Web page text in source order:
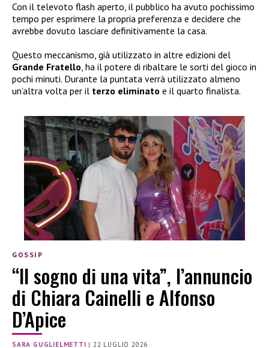
Con il televoto flash aperto, il pubblico ha avuto pochissimo
tempo per esprimere la propria preferenza e decidere che
avrebbe dovuto lasciare definitivamente la casa.
Questo meccanismo, già utilizzato in altre edizioni del
Grande Fratello, ha il potere di ribaltare le sorti del gioco in
pochi minuti. Durante la puntata verrà utilizzato almeno
un’altra volta per il terzo eliminato e il quarto finalista.
GOSSIP
“Il sogno di una vita”, l’annuncio
di Chiara Cainelli e Alfonso
D’Apice
SARA GUGLIELMETTI | 22 LUGLIO 2026